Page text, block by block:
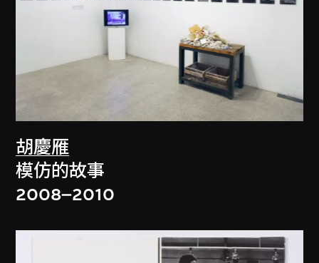
胡慶雁
模仿的故事
2008–2010